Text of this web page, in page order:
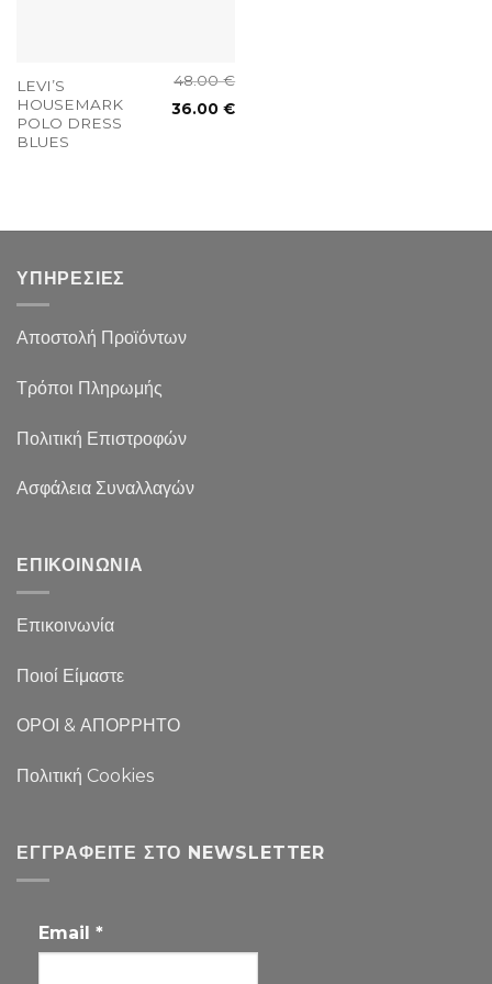
LEVI’S
HOUSEMARK
POLO DRESS
BLUES
48.00€
36.00€
ΥΠΗΡΕΣΙΕΣ
Αποστολή Προϊόντων
Τρόποι Πληρωμής
Πολιτική Επιστροφών
Ασφάλεια Συναλλαγών
ΕΠΙΚΟΙΝΩΝΙΑ
Επικοινωνία
Ποιοί Είμαστε
ΟΡΟΙ & ΑΠΟΡΡΗΤΟ
Πολιτική Cookies
ΕΓΓΡΑΦΕΊΤΕ ΣΤΟ NEWSLETTER
Email *